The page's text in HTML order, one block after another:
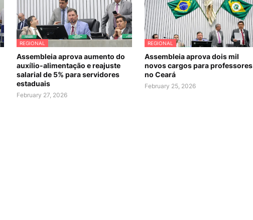
REGIONAL
Assembleia aprova aumento do
auxílio-alimentação e reajuste
salarial de 5% para servidores
estaduais
February 27, 2026
REGIONAL
Assembleia aprova dois mil
novos cargos para professores
no Ceará
February 25, 2026